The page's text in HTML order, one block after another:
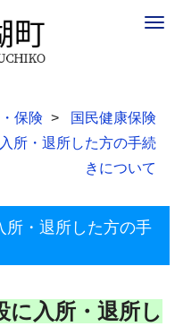
保険
国民健康保険
所・退所した方の手続
きについて
所・退所した方の手
に入所・退所し